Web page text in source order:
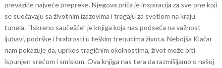
prevaziđe najveće prepreke. Njegova priča je inspiracija za sve one koji
se suočavaju sa životnim izazovima i tragaju za svetlom na kraju
tunela. “Iskreno saučešće” je knjiga koja nas podseća na važnost
ljubavi, podrške i hrabrosti u teškim trenucima života. Nebojša Klačar
nam pokazuje da, uprkos tragičnim okolnostima, život može biti
ispunjen srećom i smislom. Ova knjiga nas tera da razmišljamo o našoj